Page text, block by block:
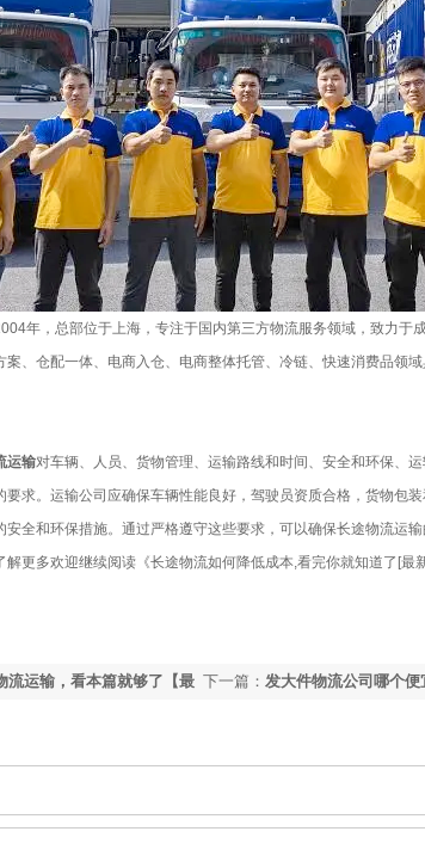
年，总部位于上海，专注于国内第三方物流服务领域，致力于
案、仓配一体、电商入仓、电商整体托管、冷链、快速消费品领
运输对车辆、人员、货物管理、运输路线和时间、安全和环保、
要求。运输公司应确保车辆性能良好，驾驶员资质合格，货物包
安全和环保措施。通过严格遵守这些要求，可以确保长途物流运
解更多欢迎继续阅读《长途物流如何降低成本,看完你就知道了[最
下一篇： 发大件物流公司哪个便
流运输，看本篇就够了【最